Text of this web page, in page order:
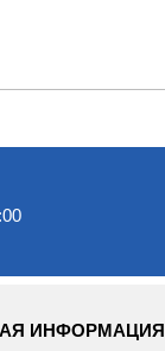
ИНФОРМАЦИЯ